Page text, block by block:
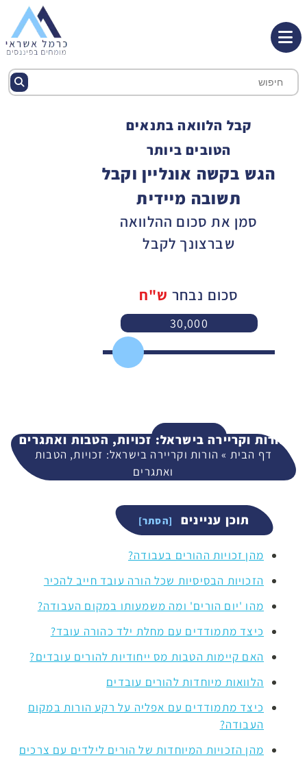
קבל הלוואה בתנאים
הטובים ביותר
הגש בקשה אונליין וקבל
תשובה מיידית
סמן את סכום ההלוואה
שברצונך לקבל
סכום נבחר ש"ח
30,000
המשך
הורות וקריירה בישראל: זכויות, הטבות ואתגרים
דף הבית »הורות וקריירה בישראל: זכויות, הטבות
ואתגרים
תוכן עניינים
מהן זכויות ההורים בעבודה?
הזכויות הבסיסיות שכל הורה עובד חייב להכיר
מהו 'יום הורים' ומה משמעותו במקום העבודה?
כיצד מתמודדים עם מחלת ילד כהורה עובד?
האם קיימות הטבות מס ייחודיות להורים עובדים?
הלוואות מיוחדות להורים עובדים
כיצד מתמודדים עם אפליה על רקע הורות במקום
העבודה?
מהן הזכויות המיוחדות של הורים לילדים עם צרכים